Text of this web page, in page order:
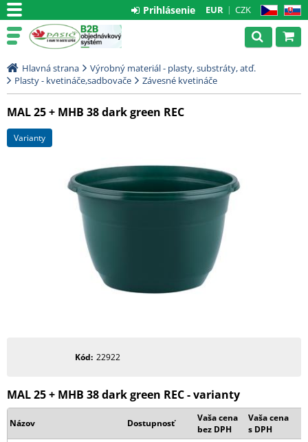
CZ SK
EUR CZK
Prihlásenie
Hlavná strana
Výrobný materiál - plasty, substráty, atď.
Plasty - kvetináče,sadbovače
Závesné kvetináče
MAL 25 + MHB 38 dark green REC
varianty
Kód 22922
MAL 25 + MHB 38 dark green REC - varianty
Názov Dostupnosť
Vaša cena
bez DPH
Vaša cena
s DPH